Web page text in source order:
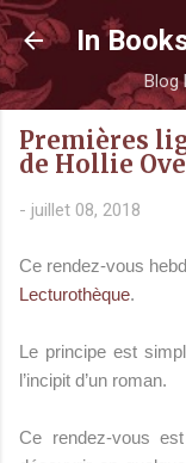
In
Blog
Premières
de Hollie
- juillet 08, 2018
Ce rendez-vous
Lecturothèque.
Le principe est
l’incipit d’un roman.
Ce rendez-vous